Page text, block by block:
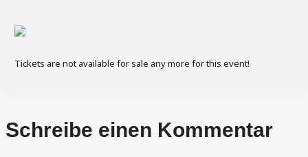
Tickets are not available for sale any more for this event!
Schreibe einen Kommentar